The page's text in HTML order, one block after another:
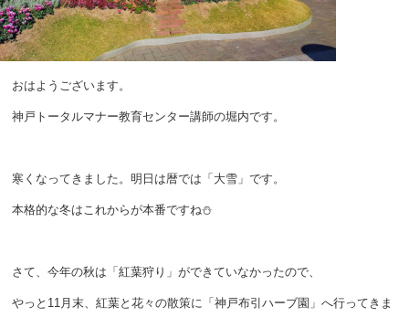
おはようございます。
神戸トータルマナー教育センター講師の堀内です。
寒くなってきました。明日は暦では「大雪」です。
本格的な冬はこれからが本番ですね⛄
さて、今年の秋は「紅葉狩り」ができていなかったので、
やっと11月末、紅葉と花々の散策に「神戸布引ハーブ園」へ行ってきま